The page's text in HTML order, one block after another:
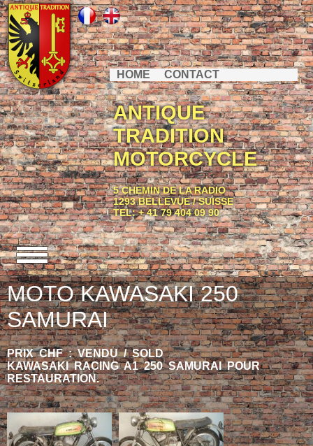
HOME CONTACT
ANTIQUE
TRADITION
MOTORCYCLE
5 CHEMIN DE LA RADIO
1293 BELLEVUE / SUISSE
TEL: + 41 79 404 09 90
MOTO KAWASAKI 250
SAMURAI
PRIX CHF : VENDU / SOLD
KAWASAKI RACING A1 250 SAMURAI POUR
RESTAURATION.